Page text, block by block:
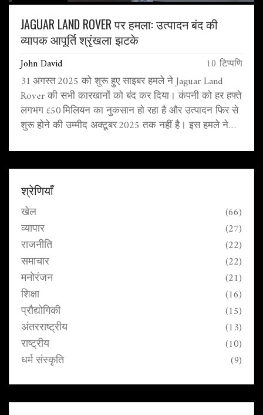
JAGUAR LAND ROVER पर हमला: उत्पादन बंद की
व्यापक आपूर्ति श्रृंखला झटके
John David 10 टिप्पणि
31 अगस्त 2025 को शुरू हुए साइबर हमले ने Jaguar Land
Rover की सभी कारखानों को बंद कर दिया। कंपनी को हर हफ्ते
लगभग £50 मिलियन का नुकसान हो रहा है और उत्पादन फिर से
शुरू होने की उम्मीद अक्टूबर 2025 तक नहीं है। इस हमले ने
नौकरी जोखिम में। सरकार, व्यापार संघ और सांसद इस
"डिजिटल घेराबंदी" को लेकर गंभीर चेतावनी दे रहे हैं।
श्रेणियाँ
खेल (66)
व्यापार (27)
राजनीति (22)
समाचार (22)
मनोरंजन (21)
शिक्षा (16)
प्रौद्योगिकी (15)
अंतरराष्ट्रीय (13)
राष्ट्रीय (10)
धर्म संस्कृति (9)